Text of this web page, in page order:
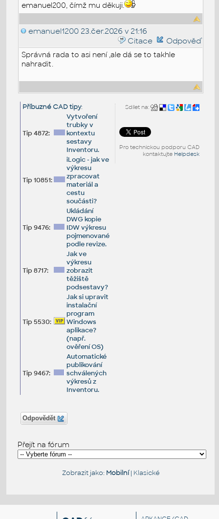
emanuel200, čímž mu děkuji.
emanuel1200 23.čer.2026 v 21:16
Citace
Odpověď
Správná rada to asi není ,ale dá se to takhle
nahradit.
Sdílet na:
Pro technickou podporu CAD
kontaktujte Helpdesk
Příbuzné CAD tipy:
Tip 4872:
Vytvoření
trubky v
kontextu
sestavy
Inventoru.
Tip 10851:
iLogic - jak ve
výkresu
zpracovat
materiál a
cestu
součásti?
Tip 9476:
Ukládání
DWG kopie
IDW výkresu
pojmenované
podle revize.
Tip 8717:
Jak ve
výkresu
zobrazit
těžiště
podsestavy?
Tip 5530:
Jak si upravit
instalační
program
Windows
aplikace?
(např.
ověření OS)
Tip 9467:
Automatické
publikování
schválených
výkresů z
Inventoru.
Odpovědět
Přejít na fórum
Zobrazit jako: Mobilní| Klasické